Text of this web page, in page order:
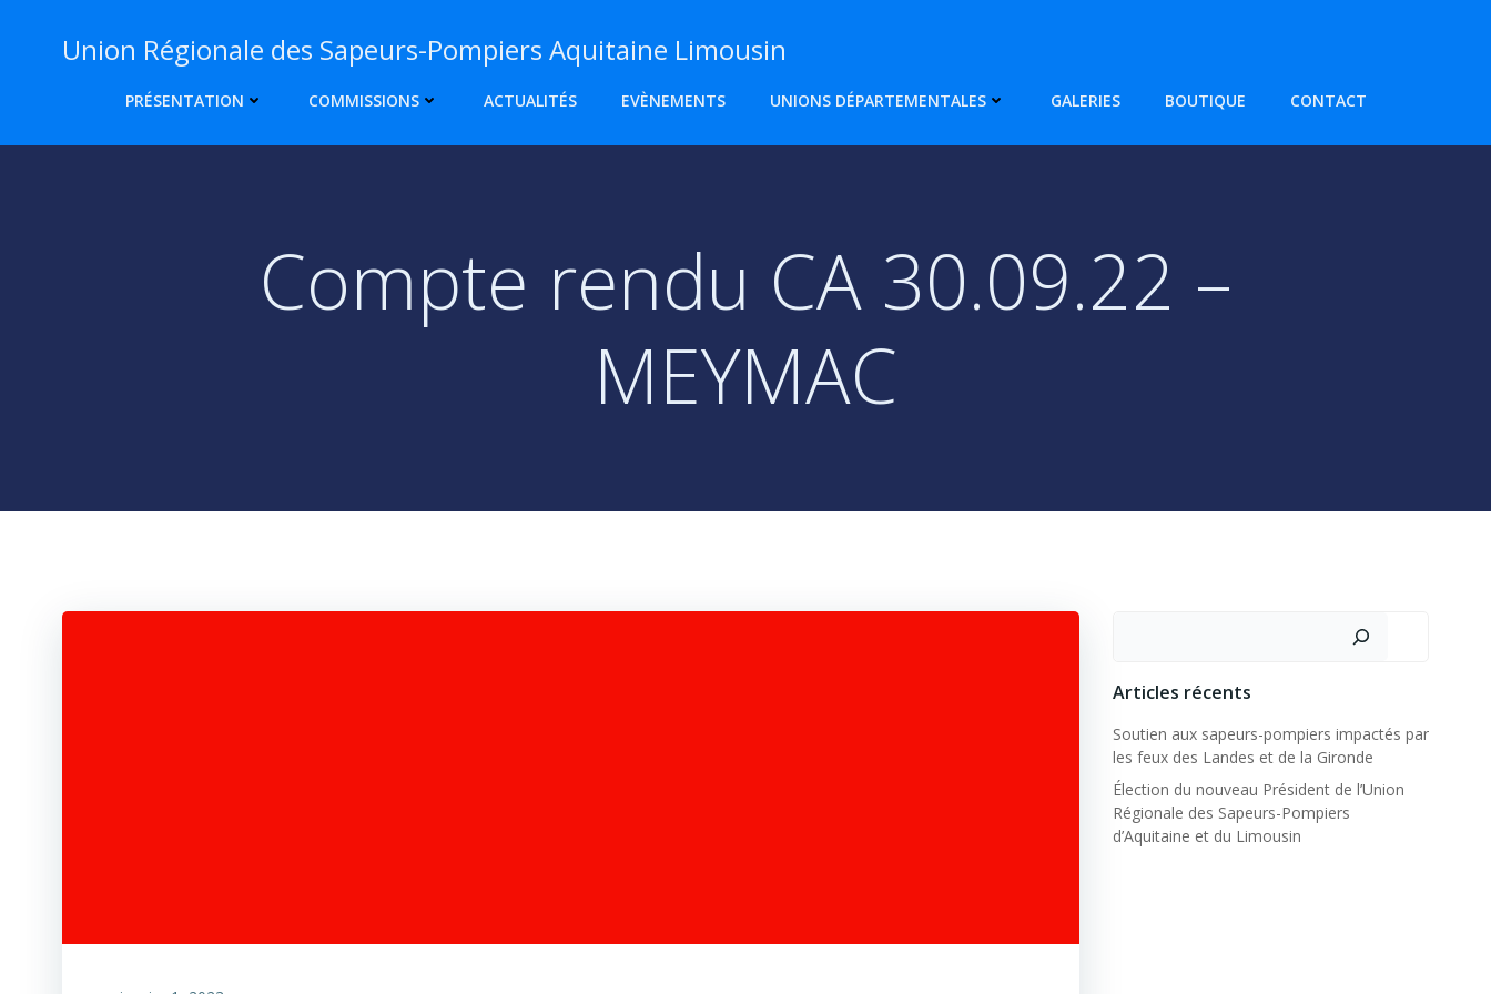
Union Régionale des Sapeurs-Pompiers Aquitaine Limousin
PRÉSENTATION COMMISSIONS ACTUALITÉS EVÈNEMENTS UNIONS DÉPARTEMENTALES GALERIES BOUTIQUE CONTACT
Compte rendu CA 30.09.22 –
MEYMAC
Articles récents
Soutien aux sapeurs-pompiers impactés par
les feux des Landes et de la Gironde
Élection du nouveau Président de l’Union
Régionale des Sapeurs-Pompiers
d’Aquitaine et du Limousin